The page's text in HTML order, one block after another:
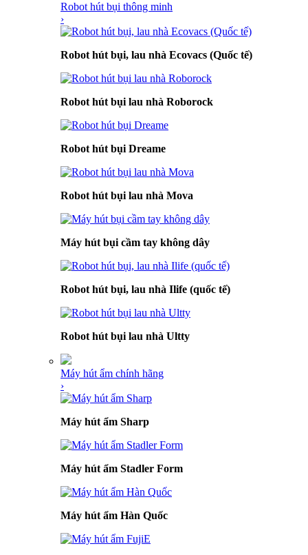
Robot hút bụi thông minh
›
Robot hút bụi, lau nhà Ecovacs (Quốc tế)
Robot hút bụi lau nhà Roborock
Robot hút bụi Dreame
Robot hút bụi lau nhà Mova
Máy hút bụi cầm tay không dây
Robot hút bụi, lau nhà Ilife (quốc tế)
Robot hút bụi lau nhà Ultty
Máy hút ẩm chính hãng
›
Máy hút ẩm Sharp
Máy hút ẩm Stadler Form
Máy hút ẩm Hàn Quốc